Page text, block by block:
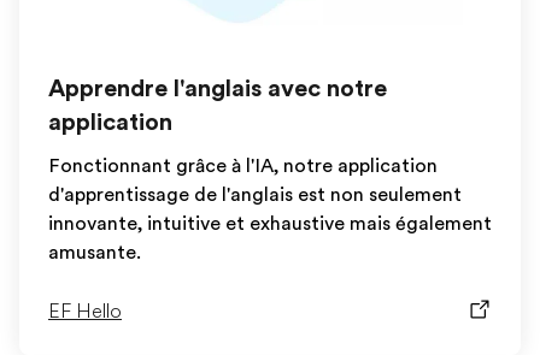
Apprendre l'anglais avec notre
application
Fonctionnant grâce à l'IA, notre application
d'apprentissage de l'anglais est non seulement
innovante, intuitive et exhaustive mais également
amusante.
EF Hello